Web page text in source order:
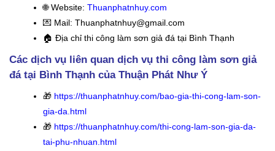
🌐 Website: Thuanphatnhuy.com
💌 Mail: Thuanphatnhuy@gmail.com
🏠 Địa chỉ thi công làm sơn giả đá tại Bình Thạnh
Các dịch vụ liên quan dịch vụ thi công làm sơn giả
đá tại Bình Thạnh của Thuận Phát Như Ý
🎁 https://thuanphatnhuy.com/bao-gia-thi-cong-lam-son-
gia-da.html
🎁 https://thuanphatnhuy.com/thi-cong-lam-son-gia-da-
tai-phu-nhuan.html